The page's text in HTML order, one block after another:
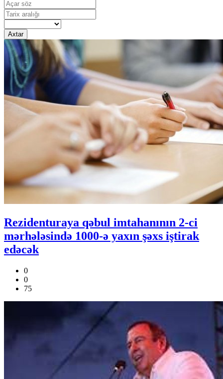
Axtar
Rezidenturaya qəbul imtahanının 2-ci
mərhələsində 1000-ə yaxın şəxs iştirak
edəcək
0
0
75